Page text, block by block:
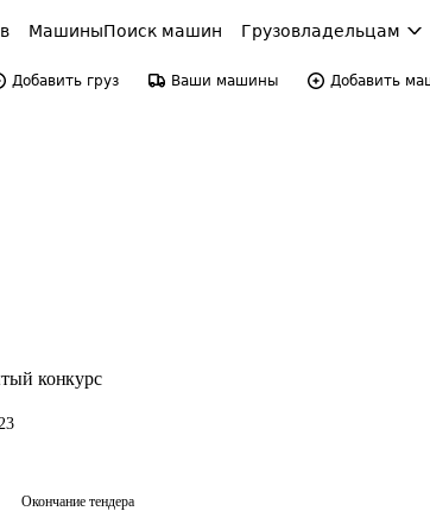
МашиныПоиск машин Грузовладельцам
Добавить груз Ваши машины Добавить
конкурс
Окончание тендера